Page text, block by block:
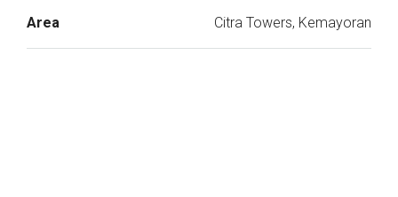
Area Citra Towers, Kemayoran